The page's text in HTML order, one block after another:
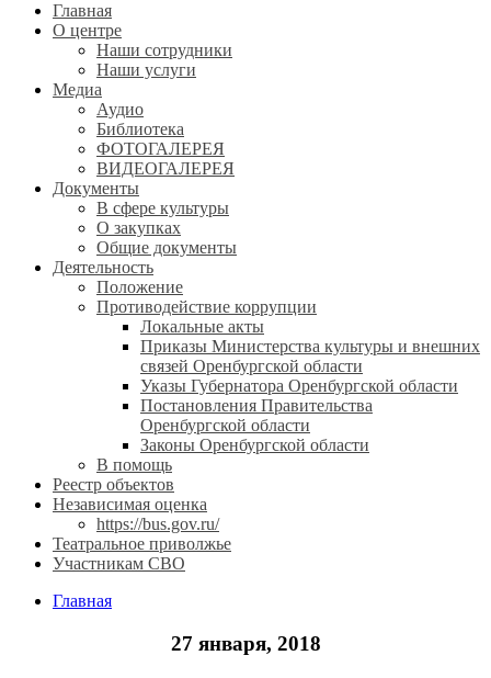
Главная
О центре
Наши сотрудники
Наши услуги
Медиа
Аудио
Библиотека
ФОТОГАЛЕРЕЯ
ВИДЕОГАЛЕРЕЯ
Документы
В сфере культуры
О закупках
Общие документы
Деятельность
Положение
Противодействие коррупции
Локальные акты
Приказы Министерства культуры и внешних
связей Оренбургской области
Указы Губернатора Оренбургской области
Постановления Правительства
Оренбургской области
Законы Оренбургской области
В помощь
Реестр объектов
Независимая оценка
https://bus.gov.ru/
Театральное приволжье
Участникам СВО
Главная
27 января, 2018